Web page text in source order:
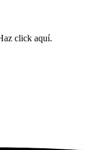
click aquí.